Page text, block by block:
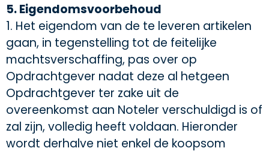
5. Eigendomsvoorbehoud
1. Het eigendom van de te leveren artikelen
gaan, in tegenstelling tot de feitelijke
machtsverschaffing, pas over op
Opdrachtgever nadat deze al hetgeen
Opdrachtgever ter zake uit de
overeenkomst aan Noteler verschuldigd is of
zal zijn, volledig heeft voldaan. Hieronder
wordt derhalve niet enkel de koopsom